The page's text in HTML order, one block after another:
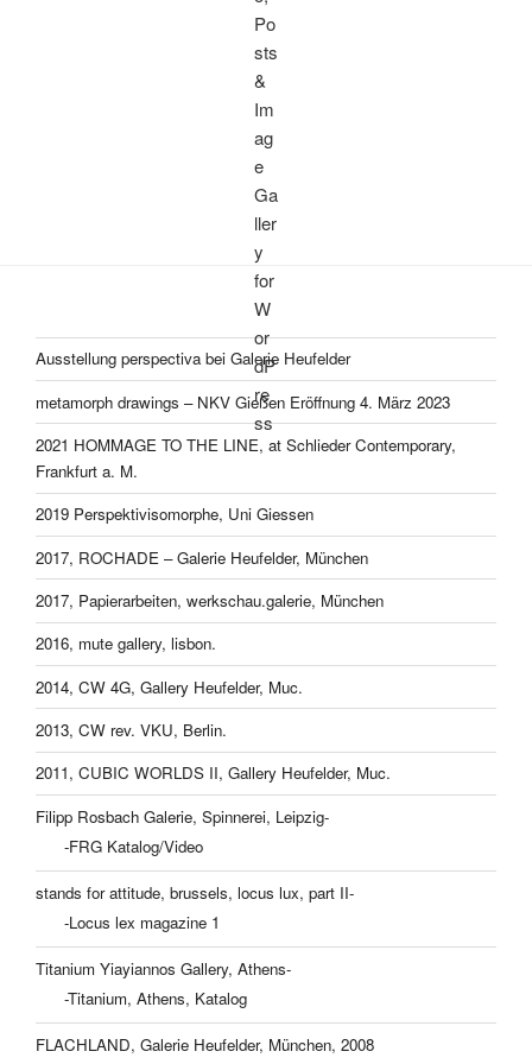
Ausstellung perspectiva bei Galerie Heufelder
metamorph drawings – NKV Gießen Eröffnung 4. März 2023
2021 HOMMAGE TO THE LINE, at Schlieder Contemporary,
Frankfurt a. M.
2019 Perspektivisomorphe, Uni Giessen
2017, ROCHADE – Galerie Heufelder, München
2017, Papierarbeiten, werkschau.galerie, München
2016, mute gallery, lisbon.
2014, CW 4G, Gallery Heufelder, Muc.
2013, CW rev. VKU, Berlin.
2011, CUBIC WORLDS II, Gallery Heufelder, Muc.
Filipp Rosbach Galerie, Spinnerei, Leipzig-
-FRG Katalog/Video
stands for attitude, brussels, locus lux, part II-
-Locus lex magazine 1
Titanium Yiayiannos Gallery, Athens-
-Titanium, Athens, Katalog
FLACHLAND, Galerie Heufelder, München, 2008